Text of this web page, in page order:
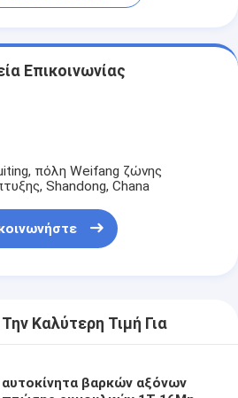
Επικοινωνίας
πόλη Weifang ζώνης
Shandong, Chana
Καλύτερη Τιμή Για
αυτοκίνητα βαρκών αξόνων